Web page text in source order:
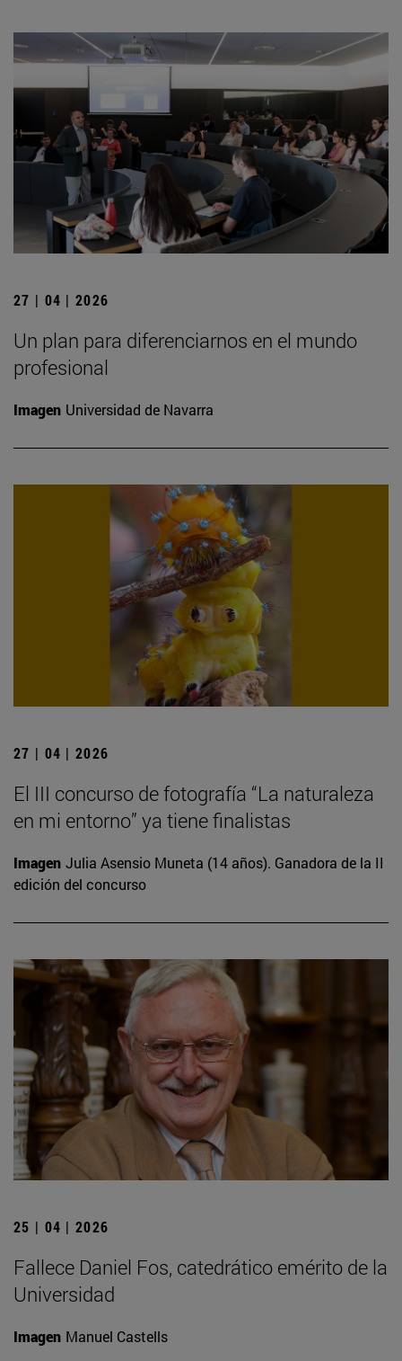
27 | 04 | 2026
Un plan para diferenciarnos en el mundo
profesional
Imagen Universidad de Navarra
27 | 04 | 2026
El III concurso de fotografía “La naturaleza
en mi entorno” ya tiene finalistas
Imagen Julia Asensio Muneta (14 años). Ganadora de la II
edición del concurso
25 | 04 | 2026
Fallece Daniel Fos, catedrático emérito de la
Universidad
Imagen Manuel Castells